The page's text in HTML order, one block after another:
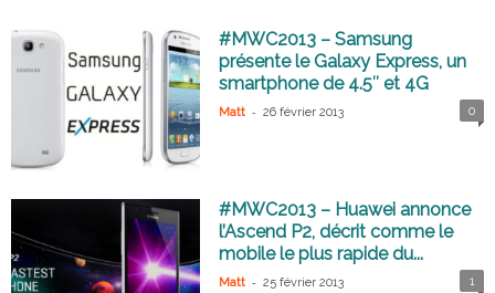
#MWC2013 – Samsung
présente le Galaxy Express, un
smartphone de 4.5″ et 4G
Matt - 26 février 2013 0
#MWC2013 – Huawei annonce
l’Ascend P2, décrit comme le
mobile le plus rapide du...
Matt - 25 février 2013 1